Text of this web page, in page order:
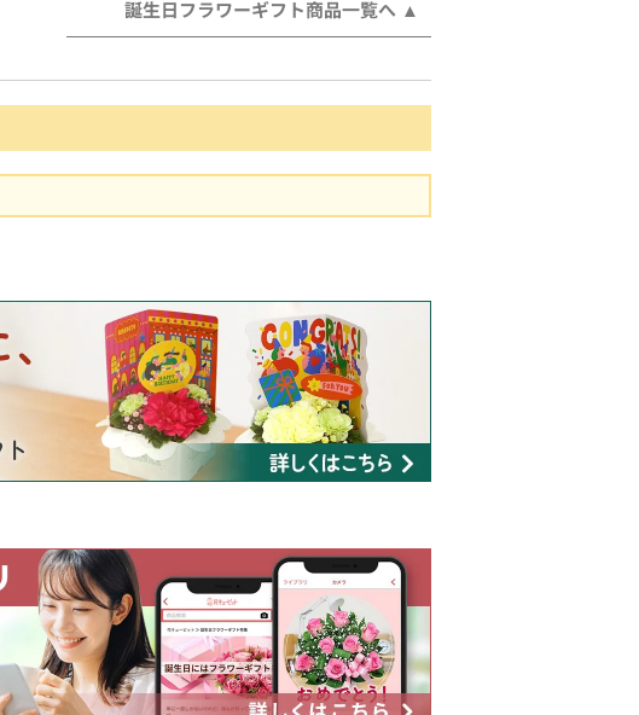
誕生日フラワーギフト商品一覧へ